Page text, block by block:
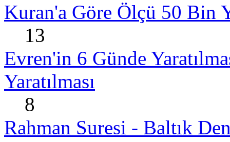
Kuran'a Göre Ölçü 50 Bin
13
Evren'in 6 Günde
Yaratılması
8
Rahman Suresi - Baltık